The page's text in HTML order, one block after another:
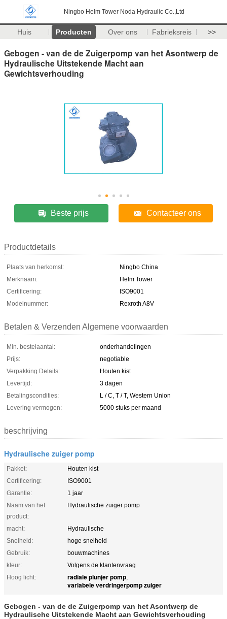
Ningbo Helm Tower Noda Hydraulic Co.,Ltd
Huis Producten Over ons Fabrieksreis >>
Gebogen - van de de Zuigerpomp van het Asontwerp de
Hydraulische Uitstekende Macht aan
Gewichtsverhouding
Beste prijs Contacteer ons
Productdetails
Plaats van herkomst:
Ningbo China
Merknaam:
Helm Tower
Certificering:
ISO9001
Modelnummer:
Rexroth A8V
Betalen & Verzenden Algemene voorwaarden
Min. bestelaantal:
onderhandelingen
Prijs:
negotiable
Verpakking Details:
Houten kist
Levertijd:
3 dagen
Betalingscondities:
L / C, T / T, Western Union
Levering vermogen:
5000 stuks per maand
beschrijving
Hydraulische zuiger pomp
Pakket:
Houten kist
Certificering:
ISO9001
Garantie:
1 jaar
Naam van het
product:
Hydraulische zuiger pomp
macht:
Hydraulische
Snelheid:
hoge snelheid
Gebruik:
bouwmachines
kleur:
Volgens de klantenvraag
Hoog licht:
radiale plunjer pomp,
variabele verdringerpomp zuiger
Gebogen - van de de Zuigerpomp van het Asontwerp de
Hydraulische Uitstekende Macht aan Gewichtsverhouding